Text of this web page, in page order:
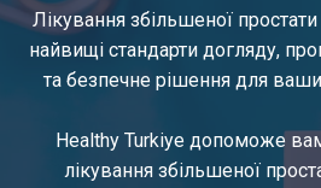
e
Лікування збільшеної
найвищі стандарти догляду,
та безпечне рішення для
Healthy Turkiye допоможе
лікування збільшеної